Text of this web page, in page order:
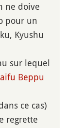
ne doive
pour un
Kyushu
sur lequel
Beppu
ce cas)
regrette